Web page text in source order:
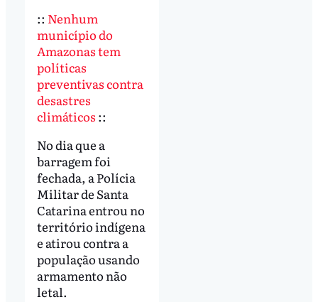
:: Nenhum
município do
Amazonas tem
políticas
preventivas contra
desastres
climáticos ::
No dia que a
barragem foi
fechada, a Polícia
Militar de Santa
Catarina entrou no
território indígena
e atirou contra a
população usando
armamento não
letal.